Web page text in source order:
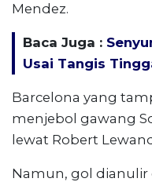
Mendez.
Baca Juga :
Usai Tangis
Barcelona yang
menjebol gawang
lewat Robert
Namun, gol dianulir